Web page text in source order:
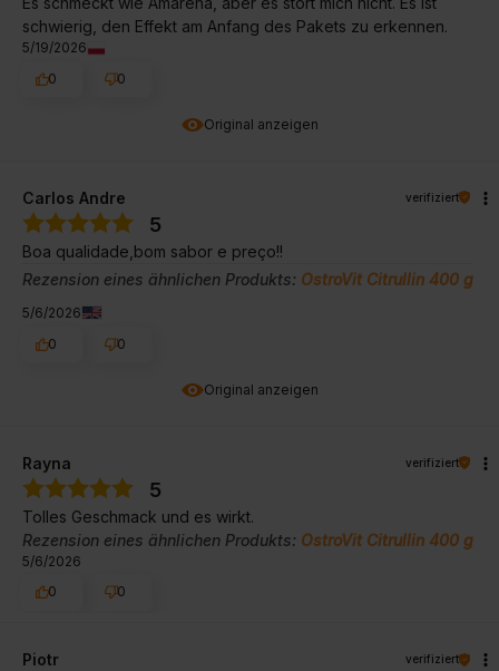
Original anzeigen
schwierig, den Effekt am Anfang des Pakets zu erkennen.
5/19/2026
0
0
Original anzeigen
Carlos Andre verifiziert
5
Boa qualidade,bom sabor e preço!!
Rezension eines ähnlichen Produkts: OstroVit Citrullin 400 g
5/6/2026
0
0
Rayna verifiziert
5
Tolles Geschmack und es wirkt.
Rezension eines ähnlichen Produkts: OstroVit Citrullin 400 g
5/6/2026
0
0
Piotr verifiziert